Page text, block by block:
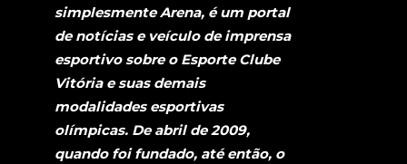
simplesmente Arena, é um portal
de notícias e veículo de imprensa
esportivo sobre o Esporte Clube
Vitória e suas demais
modalidades esportivas
olímpicas. De abril de 2009,
quando foi fundado, até então, o